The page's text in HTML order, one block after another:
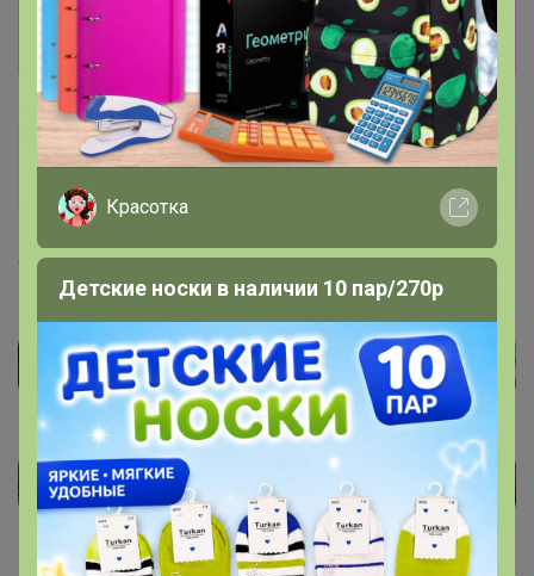
Артемида
6 декабря, 2024 21:07
Красотка
Детские носки в наличии 10 пар/270р